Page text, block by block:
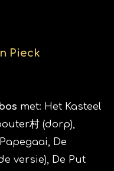
Pieck
met: Het Kasteel
村 (dorp),
De
versie), De Put